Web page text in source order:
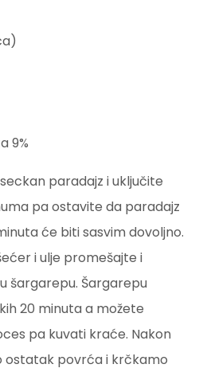
9%
paradajz i uključite
pa ostavite da paradajz
će biti sasvim dovoljno.
i ulje promešajte i
šargarepu. Šargarepu
20 minuta a možete
pa kuvati kraće. Nakon
ostatak povrća i krčkamo